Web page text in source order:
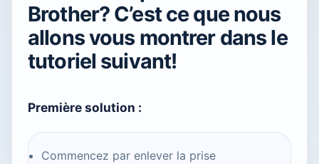
Brother? C’est ce que nous
allons vous montrer dans le
tutoriel suivant!
Première solution :
Commencez par enlever la prise